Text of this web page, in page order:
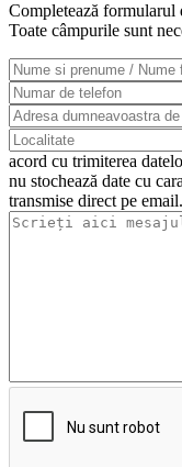
Completează
Toate câmpurile sunt
acord cu trimiterea
nu stochează date cu
transmise direct pe email.